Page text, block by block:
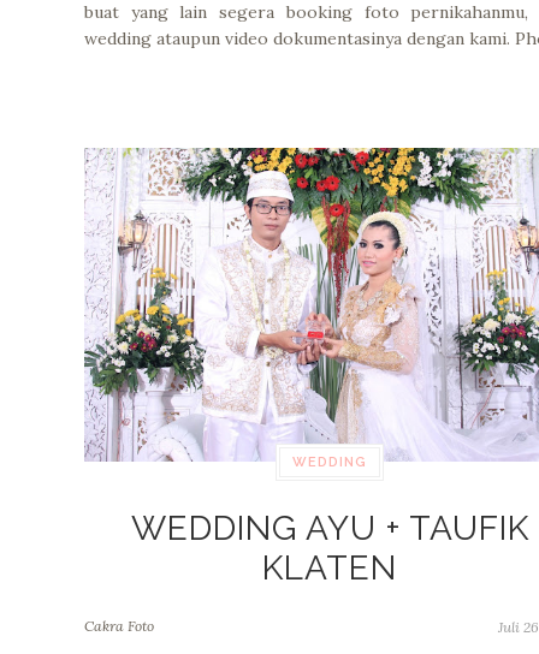
buat yang lain segera booking foto
wedding ataupun video dokumentasinya dengan kami.
WEDDING
WEDDING AYU + TAUFIK
KLATEN
Cakra Foto Juli